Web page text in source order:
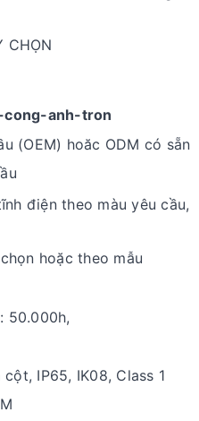
CHỌN
cong-anh-tron
(OEM) hoăc ODM có sẵn
điện theo màu yêu cầu,
hoặc theo mẫu
50.000h,
IP65, IK08, Class 1